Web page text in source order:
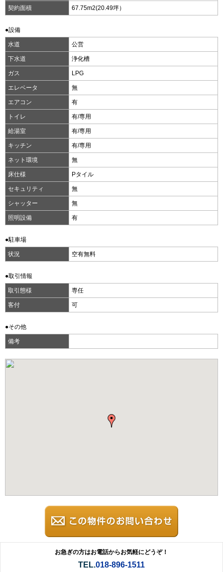
契約面積 67.75m2(20.49坪）
●設備
水道 公営
下水道 浄化槽
ガス LPG
エレベータ 無
エアコン 有
トイレ 有/専用
給湯室 有/専用
キッチン 有/専用
ネット環境 無
床仕様 Pタイル
セキュリティ 無
シャッター 無
照明設備 有
●駐車場
状況 空有無料
●取引情報
取引態様 専任
客付 可
●その他
備考
お急ぎの方はお電話からお気軽にどうぞ！
TEL.018-896-1511